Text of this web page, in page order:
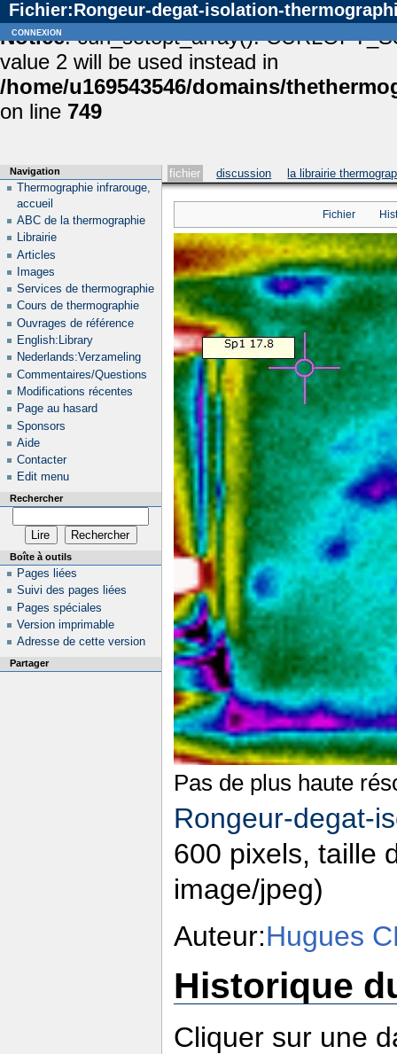
Notice: curl_setopt_array():
value 2 will be used instead in
/home/u169543546/domains/
on line 749
Fichier:Rongeur-degat-isolation-
fichier discussion la librairie
Fichier
Pas de plus haute
Rongeur-degat-
600 pixels, taille
image/jpeg)
Auteur:Hugues
Historique
Cliquer sur une
Navigation
Thermographie infrarouge,
accueil
ABC de la thermographie
Librairie
Articles
Images
Services de thermographie
Cours de thermographie
Ouvrages de référence
English:Library
Nederlands:Verzameling
Commentaires/Questions
Modifications récentes
Page au hasard
Sponsors
Aide
Contacter
Edit menu
Rechercher
Boîte à outils
Pages liées
Suivi des pages liées
Pages spéciales
Version imprimable
Adresse de cette version
Partager
connexion